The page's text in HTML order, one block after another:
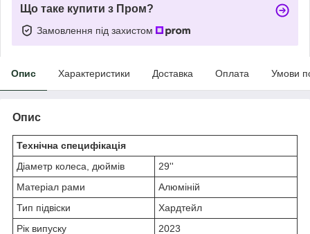
Що таке купити з Пром?
Замовлення під захистом
Опис Характеристики Доставка Оплата Умови
Опис
Технічна специфікація
Діаметр колеса, дюймів
29''
Матеріал рами
Алюміній
Тип підвіски
Хардтейл
Рік випуску
2023